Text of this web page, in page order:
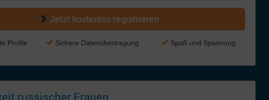
Jetzt kostenlos registrieren
Profile Sichere Datenübertragung Spaß und Spannung
russischer Frauen